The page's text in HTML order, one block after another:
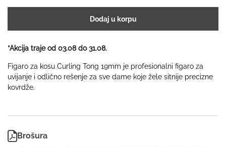
|
Tong
19mm
količina
Dodaj u korpu
*Akcija traje od 03.08 do 31.08.
Figaro za kosu Curling Tong 19mm je profesionalni figaro za
uvijanje i odlično rešenje za sve dame koje žele sitnije precizne
kovrdže.
Brošura